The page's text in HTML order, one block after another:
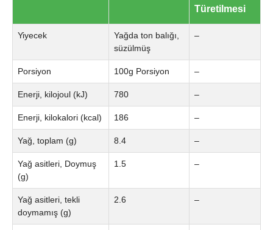
Türetilmesi
Yiyecek
Yağda ton balığı,
süzülmüş
–
Porsiyon 100g Porsiyon –
Enerji, kilojoul (kJ) 780 –
Enerji, kilokalori (kcal) 186 –
Yağ, toplam (g) 8.4 –
Yağ asitleri, Doymuş
(g)
1.5 –
Yağ asitleri, tekli
doymamış (g)
2.6 –